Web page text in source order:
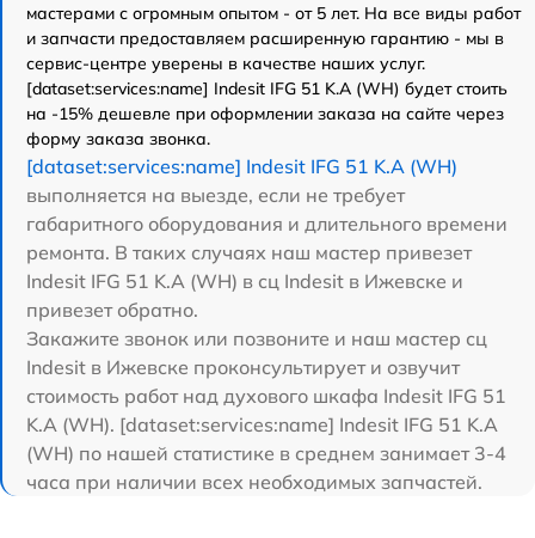
мастерами с огромным опытом - от 5 лет. На все виды работ
и запчасти предоставляем расширенную гарантию - мы в
сервис-центре уверены в качестве наших услуг.
[dataset:services:name] Indesit IFG 51 K.A (WH) будет стоить
на -15% дешевле при оформлении заказа на сайте через
форму заказа звонка.
[dataset:services:name] Indesit IFG 51 K.A (WH)
выполняется на выезде, если не требует
габаритного оборудования и длительного времени
ремонта. В таких случаях наш мастер привезет
Indesit IFG 51 K.A (WH) в сц Indesit в Ижевске и
привезет обратно.
Закажите звонок или позвоните и наш мастер сц
Indesit в Ижевске проконсультирует и озвучит
стоимость работ над духового шкафа Indesit IFG 51
K.A (WH). [dataset:services:name] Indesit IFG 51 K.A
(WH) по нашей статистике в среднем занимает 3-4
часа при наличии всех необходимых запчастей.